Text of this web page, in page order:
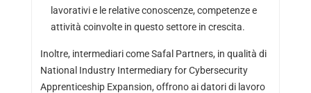
lavorativi e le relative conoscenze, competenze e
attività coinvolte in questo settore in crescita.
Inoltre, intermediari come Safal Partners, in qualità di
National Industry Intermediary for Cybersecurity
Apprenticeship Expansion, offrono ai datori di lavoro